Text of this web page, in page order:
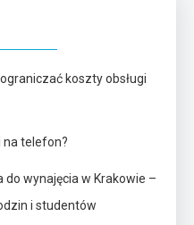
koszty obsługi
na telefon?
wynajęcia w Krakowie –
i studentów